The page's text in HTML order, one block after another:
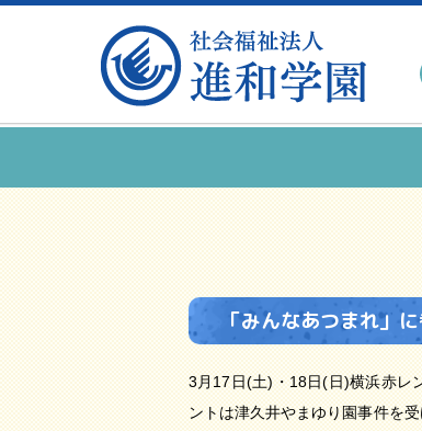
「みんなあつまれ」
3月17日(土)・18日(日)横浜赤レ
ントは津久井やまゆり園事件を